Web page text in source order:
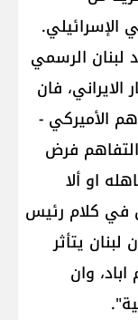
الإسرائيلي.
لبنان الرسمي
فان
الأميركي -
التفاهم فرض
او ألا
في كلام رئيس
يتأثر
وان